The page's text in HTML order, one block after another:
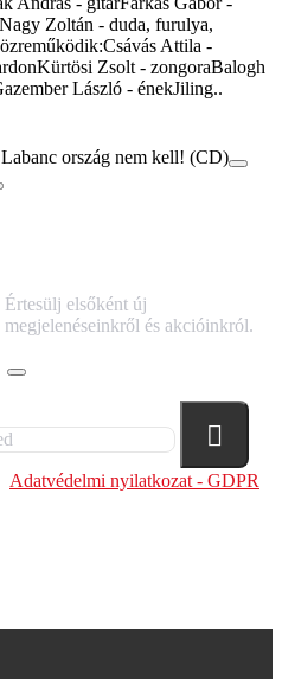
Zoltán - duda, furulya,
Attila -
Zsolt - zongoraBalogh
László - énekJiling..
ország nem kell! (CD)
Értesülj elsőként új
megjelenéseinkről és akcióinkról.
Adatvédelmi nyilatkozat - GDPR